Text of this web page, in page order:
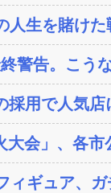
人生を賭け
警告。こう
採用で人気店
会」、各
ィギュア、